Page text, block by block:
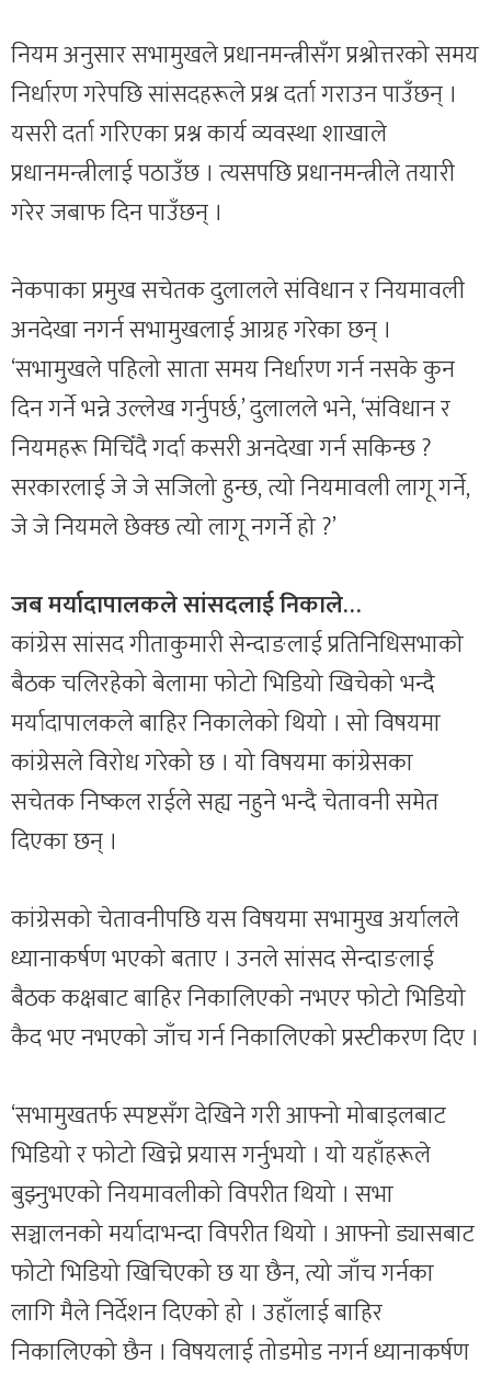
नियम अनुसार सभामुखले प्रधानमन्त्रीसँग प्रश्नोत्तरको समय
निर्धारण गरेपछि सांसदहरूले प्रश्न दर्ता गराउन पाउँछन् ।
यसरी दर्ता गरिएका प्रश्न कार्य व्यवस्था शाखाले
प्रधानमन्त्रीलाई पठाउँछ । त्यसपछि प्रधानमन्त्रीले तयारी
गरेर जबाफ दिन पाउँछन् ।
नेकपाका प्रमुख सचेतक दुलालले संविधान र नियमावली
अनदेखा नगर्न सभामुखलाई आग्रह गरेका छन् ।
‘सभामुखले पहिलो साता समय निर्धारण गर्न नसके कुन
दिन गर्ने भन्ने उल्लेख गर्नुपर्छ,’ दुलालले भने, ‘संविधान र
नियमहरू मिचिँदै गर्दा कसरी अनदेखा गर्न सकिन्छ ?
सरकारलाई जे जे सजिलो हुन्छ, त्यो नियमावली लागू गर्ने,
जे जे नियमले छेक्छ त्यो लागू नगर्ने हो ?’
जब मर्यादापालकले सांसदलाई निकाले…
कांग्रेस सांसद गीताकुमारी सेन्दाङलाई प्रतिनिधिसभाको
बैठक चलिरहेको बेलामा फोटो भिडियो खिचेको भन्दै
मर्यादापालकले बाहिर निकालेको थियो । सो विषयमा
कांग्रेसले विरोध गरेको छ । यो विषयमा कांग्रेसका
सचेतक निष्कल राईले सह्य नहुने भन्दै चेतावनी समेत
दिएका छन् ।
कांग्रेसको चेतावनीपछि यस विषयमा सभामुख अर्यालले
ध्यानाकर्षण भएको बताए । उनले सांसद सेन्दाङलाई
बैठक कक्षबाट बाहिर निकालिएको नभएर फोटो भिडियो
कैद भए नभएको जाँच गर्न निकालिएको प्रस्टीकरण दिए ।
‘सभामुखतर्फ स्पष्टसँग देखिने गरी आफ्नो मोबाइलबाट
भिडियो र फोटो खिच्ने प्रयास गर्नुभयो । यो यहाँहरूले
बुझ्नुभएको नियमावलीको विपरीत थियो । सभा
सञ्चालनको मर्यादाभन्दा विपरीत थियो । आफ्नो ड्यासबाट
फोटो भिडियो खिचिएको छ या छैन, त्यो जाँच गर्नका
लागि मैले निर्देशन दिएको हो । उहाँलाई बाहिर
निकालिएको छैन । विषयलाई तोडमोड नगर्न ध्यानाकर्षण